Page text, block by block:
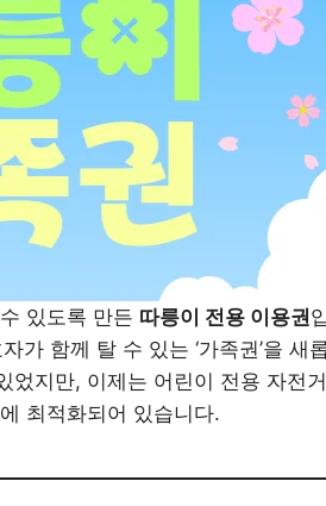
있도록 만든 따릉이 전용 이용권
함께 탈 수 있는 ‘가족권’을 새
지만, 이제는 어린이 전용 자전
최적화되어 있습니다.